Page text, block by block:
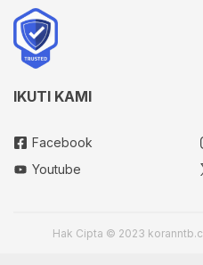
IKUTI KAMI
Facebook
Youtube
Hak Cipta © 2023